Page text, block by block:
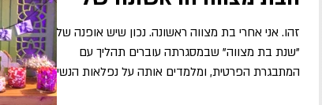
זהו. אני אחרי בת מצווה ראשונה. נכון שיש אופנה של
"שנת בת מצווה" שבמסגרתה עוברים תהליך עם
המתבגרת הפרטית, ומלמדים אותה על נפלאות הנשיות...